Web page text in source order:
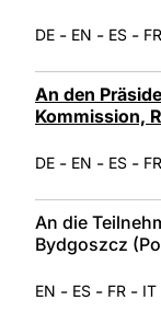
DE - EN - ES - FR
An den
Kommission,
DE - EN - ES - FR
An die
Bydgoszcz
EN - ES - FR - IT